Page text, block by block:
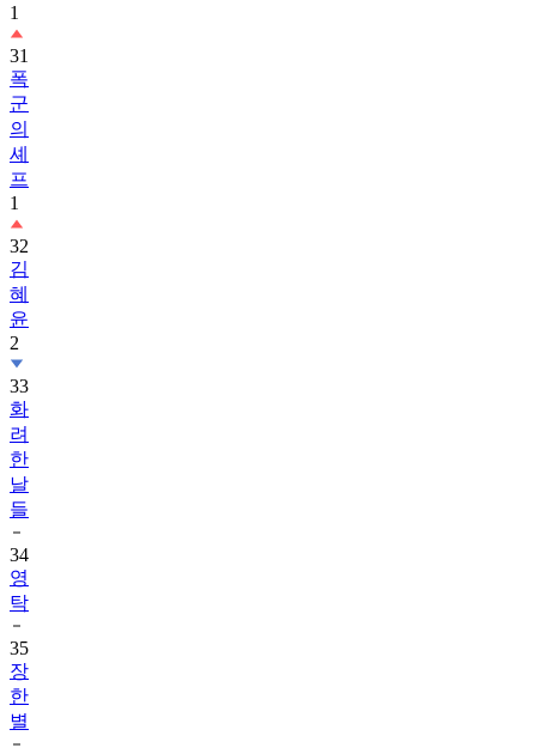
1
31
폭
군
의
셰
프
1
32
김
혜
윤
2
33
화
려
한
날
들
34
영
탁
35
장
한
별